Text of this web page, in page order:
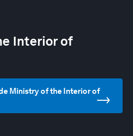
Interior of
Ministry of the Interior of